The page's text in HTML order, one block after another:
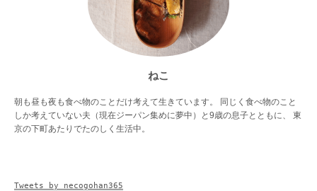
ねこ
朝も昼も夜も食べ物のことだけ考えて生きています。 同じく食べ物のこと
しか考えていない夫（現在ジーパン集めに夢中）と9歳の息子とともに、 東
京の下町あたりでたのしく生活中。
Tweets by necogohan365